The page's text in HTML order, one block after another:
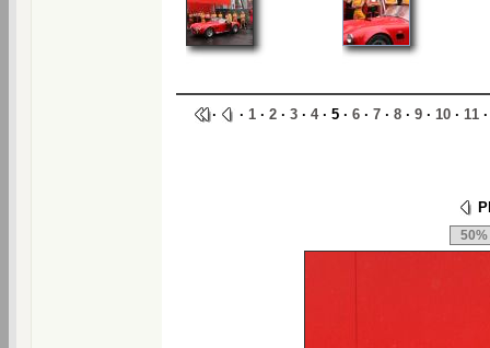
· · 1· 2· 3· 4· 5 · 6· 7· 8· 9· 10· 11